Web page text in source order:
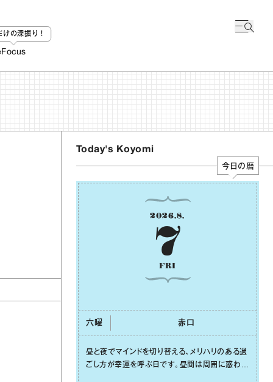
けの深掘り！
Focus
Today's Koyomi
今日の暦
2026.8.
7
FRI
六曜 ⾚⼝
昼と夜でマインドを切り替える、メリハリのある過
ごし⽅が幸運を呼ぶ⽇です。昼間は周囲に惑わさ